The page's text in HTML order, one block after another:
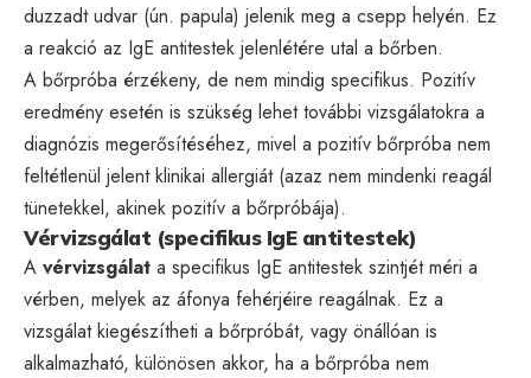
duzzadt udvar (ún. papula) jelenik meg a csepp helyén. Ez
a reakció az IgE antitestek jelenlétére utal a bőrben.
A bőrpróba érzékeny, de nem mindig specifikus. Pozitív
eredmény esetén is szükség lehet további vizsgálatokra a
diagnózis megerősítéséhez, mivel a pozitív bőrpróba nem
feltétlenül jelent klinikai allergiát (azaz nem mindenki reagál
tünetekkel, akinek pozitív a bőrpróbája).
Vérvizsgálat (specifikus IgE antitestek)
A vérvizsgálat a specifikus IgE antitestek szintjét méri a
vérben, melyek az áfonya fehérjéire reagálnak. Ez a
vizsgálat kiegészítheti a bőrpróbát, vagy önállóan is
alkalmazható, különösen akkor, ha a bőrpróba nem